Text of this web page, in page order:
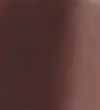
Légumineuses
Les "minis"
Plats complets